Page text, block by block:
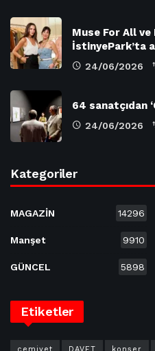
Muse For All ve
İstinyePark’ta
24/06/2026
64 sanatçıdan
24/06/2026
Kategoriler
MAGAZİN 14296
Manşet 9910
GÜNCEL 5898
Etiketler